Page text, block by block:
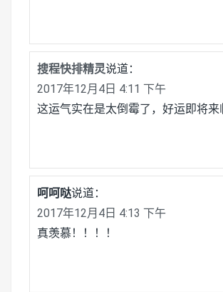
搜程快排精灵说道：
2017年12月4日 4:11 下午
这运气实在是太倒霉了，好运即将来
呵呵哒说道：
2017年12月4日 4:13 下午
真羡慕！！！！